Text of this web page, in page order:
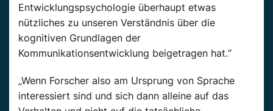
Entwicklungspsychologie überhaupt etwas
nützliches zu unseren Verständnis über die
kognitiven Grundlagen der
Kommunikationsentwicklung beigetragen hat.“
„Wenn Forscher also am Ursprung von Sprache
interessiert sind und sich dann alleine auf das